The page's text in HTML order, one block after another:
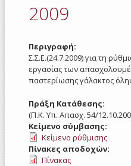
2009
Περιγραφή:
Σ.Σ.Ε.(24.7.2009) για τη
εργασίας των
παστερίωσης γάλακτος
Πράξη Κατάθεσης:
(Π.Κ. Υπ. Απασχ. 54/
Κείμενο σύμβασης:
Κείμενο ρύθμισης
Πίνακες αποδοχών:
Πίνακας